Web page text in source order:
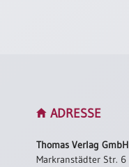
ADRESSE
Thomas Verlag GmbH
Markranstädter Str. 6